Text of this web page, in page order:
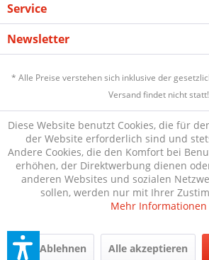
Service
Newsletter
* Alle Preise verstehen sich inklusive der
Versand findet nicht statt!
Diese Website benutzt Cookies, die für
der Website erforderlich sind und
Andere Cookies, die den Komfort bei
erhöhen, der Direktwerbung dienen
anderen Websites und sozialen
sollen, werden nur mit Ihrer
Mehr Informationen
Ablehnen Alle akzeptieren